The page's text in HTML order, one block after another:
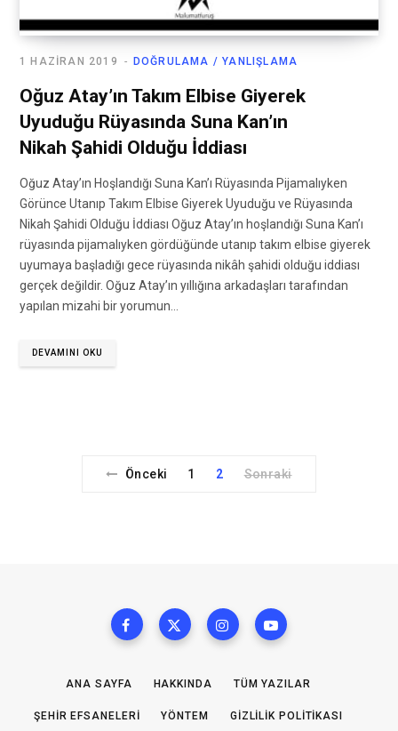
DOĞRULAMA / YANLIŞLAMA
1 HAZIRAN 2019
Oğuz Atay’ın Takım Elbise Giyerek
Uyuduğu Rüyasında Suna Kan’ın
Nikah Şahidi Olduğu İddiası
Oğuz Atay’ın Hoşlandığı Suna Kan’ı Rüyasında Pijamalıyken
Görünce Utanıp Takım Elbise Giyerek Uyuduğu ve Rüyasında
Nikah Şahidi Olduğu İddiası Oğuz Atay’ın hoşlandığı Suna Kan’ı
rüyasında pijamalıyken gördüğünde utanıp takım elbise giyerek
uyumaya başladığı gece rüyasında nikâh şahidi olduğu iddiası
gerçek değildir. Oğuz Atay’ın yıllığına arkadaşları tarafından
yapılan mizahi bir yorumun…
DEVAMINI OKU
Önceki 1 2 Sonraki
ANA SAYFA HAKKINDA TÜM YAZILAR
ŞEHIR EFSANELERI YÖNTEM GIZLILIK POLITIKASI